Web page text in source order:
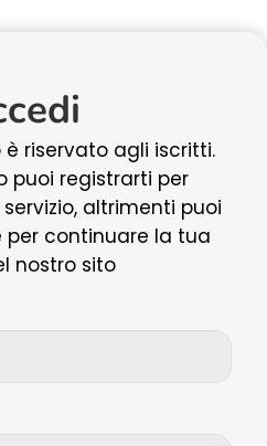
riservato agli iscritti.
puoi registrarti per
altrimenti puoi
per continuare la tua
nostro sito